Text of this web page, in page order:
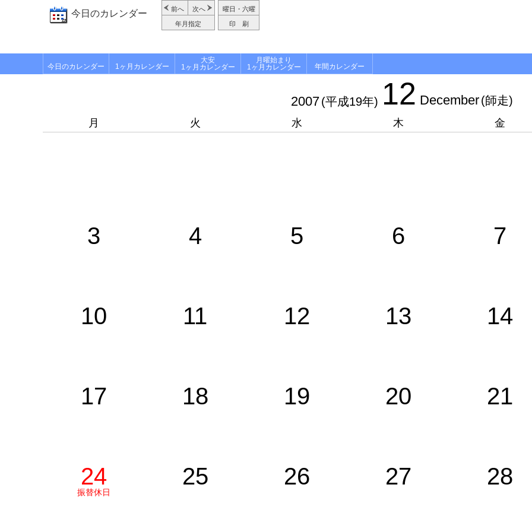
今日のカレンダー 前へ 次へ
年月指定
曜日・六曜
印 刷
今日のカレンダー 1ヶ月カレンダー
大安
1ヶ月カレンダー
月曜始まり
1ヶ月カレンダー
年間カレンダー
2007(平成19年) 12 December(師走)
月 火 水 木 金
3 4 5 6 7
10 11 12 13 14
17 18 19 20 21
24
振替休日
25 26 27 28